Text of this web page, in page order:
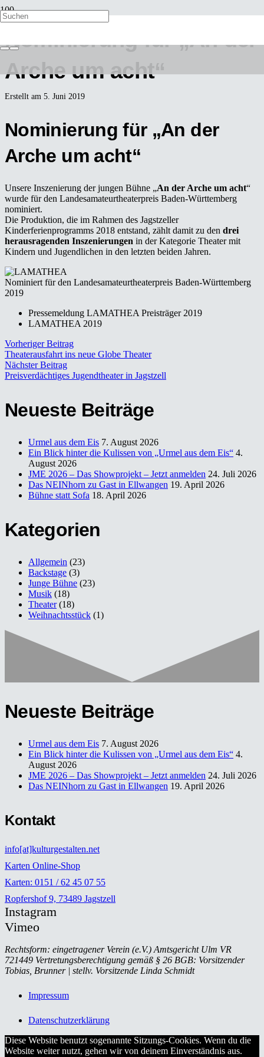
Nominierung für „An der
Arche um acht“
Erstellt am 5. Juni 2019
Nominierung für „An der
Arche um acht“
Unsere Inszenierung der jungen Bühne „An der Arche um acht“
wurde für den Landesamateurtheaterpreis Baden-Württemberg
nominiert.
Die Produktion, die im Rahmen des Jagstzeller
Kinderferienprogramms 2018 entstand, zählt damit zu den drei
herausragenden Inszenierungen in der Kategorie Theater mit
Kindern und Jugendlichen in den letzten beiden Jahren.
Nominiert für den Landesamateurtheaterpreis Baden-Württemberg
2019
Pressemeldung LAMATHEA Preisträger 2019
LAMATHEA 2019
Vorheriger Beitrag
Theaterausfahrt ins neue Globe Theater
Nächster Beitrag
Preisverdächtiges Jugendtheater in Jagstzell
Neueste Beiträge
Urmel aus dem Eis 7. August 2026
Ein Blick hinter die Kulissen von „Urmel aus dem Eis“ 4.
August 2026
JME 2026 – Das Showprojekt – Jetzt anmelden 24. Juli 2026
Das NEINhorn zu Gast in Ellwangen 19. April 2026
Bühne statt Sofa 18. April 2026
Kategorien
Allgemein (23)
Backstage (3)
Junge Bühne (23)
Musik (18)
Theater(18)
Weihnachtsstück (1)
Neueste Beiträge
Urmel aus dem Eis 7. August 2026
Ein Blick hinter die Kulissen von „Urmel aus dem Eis“ 4.
August 2026
JME 2026 – Das Showprojekt – Jetzt anmelden 24. Juli 2026
Das NEINhorn zu Gast in Ellwangen 19. April 2026
Kontakt
info[at]kulturgestalten.net
Karten Online-Shop
Karten: 0151 / 62 45 07 55
Ropfershof 9, 73489 Jagstzell
Instagram
Vimeo
Rechtsform: eingetragener Verein (e.V.) Amtsgericht Ulm VR
721449 Vertretungsberechtigung gemäß § 26 BGB: Vorsitzender
Tobias, Brunner | stellv. Vorsitzende Linda Schmidt
Impressum
Datenschutzerklärung
Diese Website benutzt sogenannte Sitzungs-Cookies. Wenn du die
Website weiter nutzt, gehen wir von deinem Einverständnis aus.